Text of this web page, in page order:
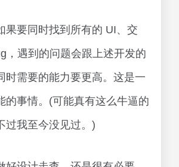
果要同时找到所有的 UI、交
，遇到的问题会跟上述开发的
时需要的能力要更高。这是一
的事情。(可能真有这么牛逼的
过我至今没见过。)